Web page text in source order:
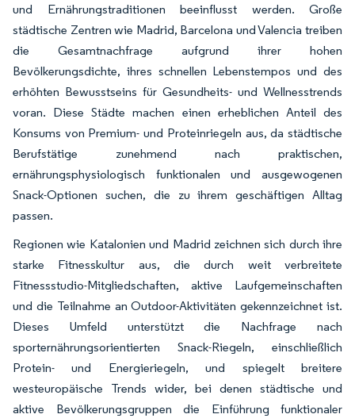
und Ernährungstraditionen beeinflusst werden. Große
städtische Zentren wie Madrid, Barcelona und Valencia treiben
die Gesamtnachfrage aufgrund ihrer hohen
Bevölkerungsdichte, ihres schnellen Lebenstempos und des
erhöhten Bewusstseins für Gesundheits- und Wellnesstrends
voran. Diese Städte machen einen erheblichen Anteil des
Konsums von Premium- und Proteinriegeln aus, da städtische
Berufstätige zunehmend nach praktischen,
ernährungsphysiologisch funktionalen und ausgewogenen
Snack-Optionen suchen, die zu ihrem geschäftigen Alltag
passen.
Regionen wie Katalonien und Madrid zeichnen sich durch ihre
starke Fitnesskultur aus, die durch weit verbreitete
Fitnessstudio-Mitgliedschaften, aktive Laufgemeinschaften
und die Teilnahme an Outdoor-Aktivitäten gekennzeichnet ist.
Dieses Umfeld unterstützt die Nachfrage nach
sporternährungsorientierten Snack-Riegeln, einschließlich
Protein- und Energieriegeln, und spiegelt breitere
westeuropäische Trends wider, bei denen städtische und
aktive Bevölkerungsgruppen die Einführung funktionaler